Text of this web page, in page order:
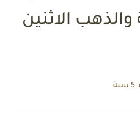
والذهب الاثنين